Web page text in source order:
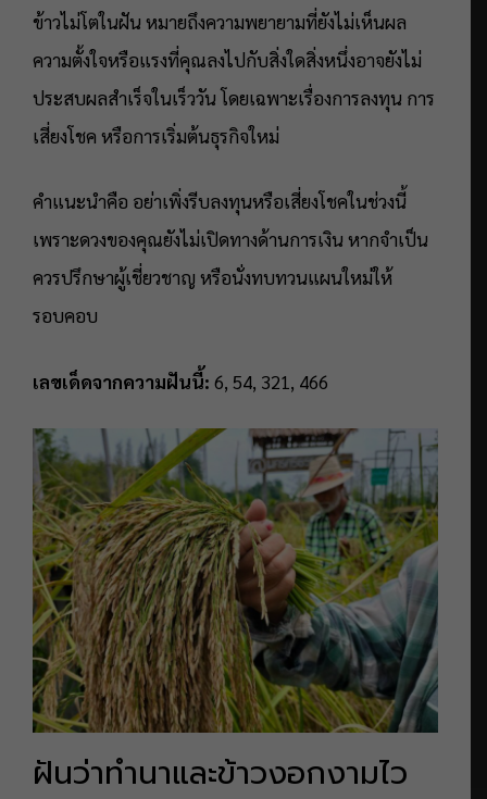
ข้าวไม่โตในฝัน หมายถึงความพยายามที่ยังไม่เห็นผล
ความตั้งใจหรือแรงที่คุณลงไปกับสิ่งใดสิ่งหนึ่งอาจยังไม่
ประสบผลสำเร็จในเร็ววัน โดยเฉพาะเรื่องการลงทุน การ
เสี่ยงโชค หรือการเริ่มต้นธุรกิจใหม่
คำแนะนำคือ อย่าเพิ่งรีบลงทุนหรือเสี่ยงโชคในช่วงนี้
เพราะดวงของคุณยังไม่เปิดทางด้านการเงิน หากจำเป็น
ควรปรึกษาผู้เชี่ยวชาญ หรือนั่งทบทวนแผนใหม่ให้
รอบคอบ
เลขเด็ดจากความฝันนี้: 6, 54, 321, 466
ฝันว่าทำนาและข้าวงอกงามไว